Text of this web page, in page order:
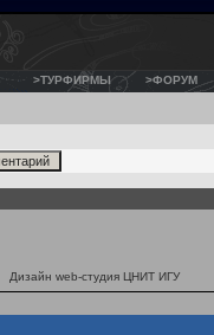
>ТУРФИРМЫ >ФОРУМ
Дизайн web-студия ЦНИТ ИГУ